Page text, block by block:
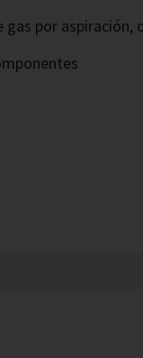
por aspiración,